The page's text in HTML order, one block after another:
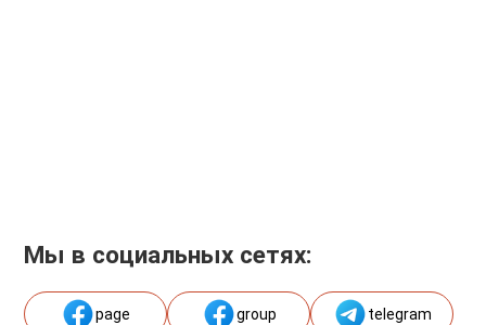
Мы в социальных сетях:
page group telegram